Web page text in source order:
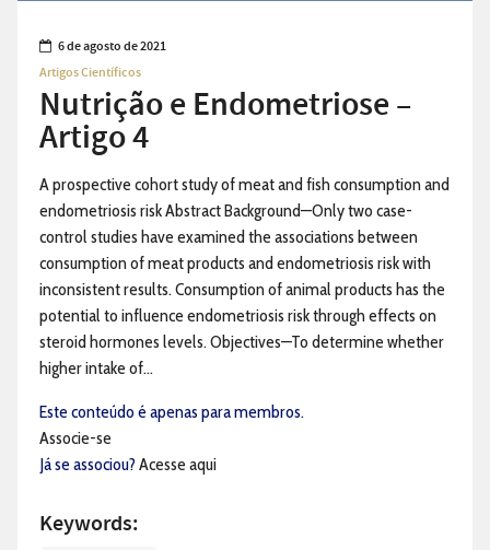
6 de agosto de 2021
Artigos Científicos
Nutrição e Endometriose –
Artigo 4
A prospective cohort study of meat and fish consumption and
endometriosis risk Abstract Background—Only two case-
control studies have examined the associations between
consumption of meat products and endometriosis risk with
inconsistent results. Consumption of animal products has the
potential to influence endometriosis risk through effects on
steroid hormones levels. Objectives—To determine whether
higher intake of...
Este conteúdo é apenas para membros.
Associe-se
Já se associou? Acesse aqui
Keywords: